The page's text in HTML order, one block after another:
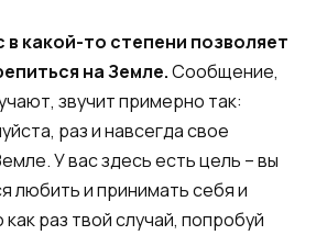
какой-то степени позволяет
на Земле.Сообщение,
звучит примерно так:
раз и навсегда свое
У вас здесь есть цель – вы
любить и принимать себя и
как раз твой случай, попробуй